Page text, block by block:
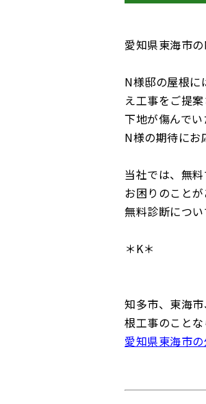
愛知県東海市
N様邸の屋根に
え工事をご提
下地が傷んで
N様の期待にお
当社では、無
お困りのこと
無料診断につ
＊K＊
知多市、東海
根工事のこと
愛知県東海市